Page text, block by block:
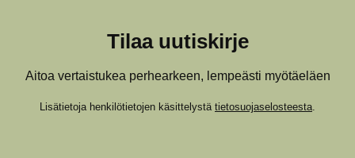
Tilaa uutiskirje
Aitoa vertaistukea perhearkeen, lempeästi myötäeläen
Lisätietoja henkilötietojen käsittelystä tietosuojaselosteesta